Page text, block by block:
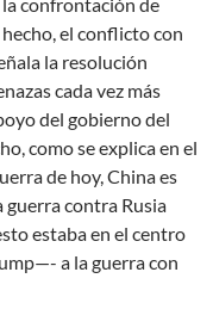
hecho, el conflicto con
la resolución
cada vez más
del gobierno del
como se explica en el
de hoy, China es
guerra contra Rusia
estaba en el centro
a la guerra con